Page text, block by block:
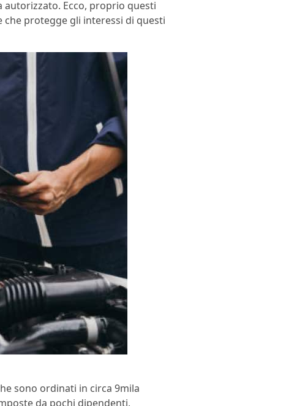
autorizzato. Ecco, proprio questi
che protegge gli interessi di questi
sono ordinati in circa 9mila
da pochi dipendenti,